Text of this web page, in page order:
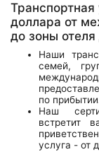
Транспортная
доллара от
до зоны
Наши
семей,
по
Наш
встретит
услуга - от